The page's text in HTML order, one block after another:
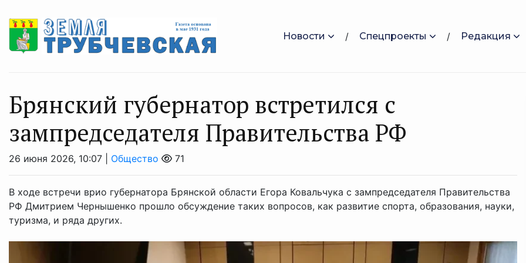
Новости Спецпроекты Редакция
Брянский губернатор встретился с
зампредседателя Правительства РФ
26 июня 2026, 10:07 | Общество 71
В ходе встречи врио губернатора Брянской области Егора Ковальчука с зампредседателя Правительства
РФ Дмитрием Чернышенко прошло обсуждение таких вопросов, как развитие спорта, образования, науки,
туризма, и ряда других.